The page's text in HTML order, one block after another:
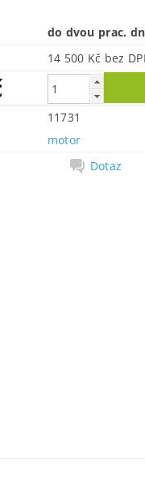
do dvou prac.
14 500 Kč bez
11731
motor
Dotaz